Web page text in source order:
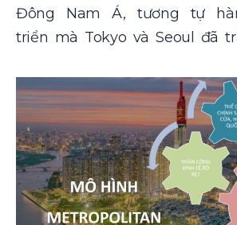
Đông Nam Á, tương tự
triển mà Tokyo và Seoul đã